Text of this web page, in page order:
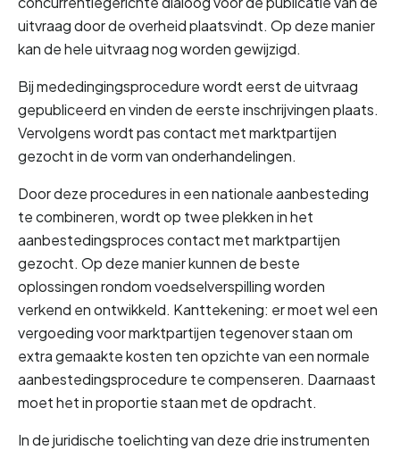
uitvraag door de overheid plaatsvindt. Op deze manier
kan de hele uitvraag nog worden gewijzigd.
Bij mededingingsprocedure wordt eerst de uitvraag
gepubliceerd en vinden de eerste inschrijvingen plaats.
Vervolgens wordt pas contact met marktpartijen
gezocht in de vorm van onderhandelingen.
Door deze procedures in een nationale aanbesteding
te combineren, wordt op twee plekken in het
aanbestedingsproces contact met marktpartijen
gezocht. Op deze manier kunnen de beste
oplossingen rondom voedselverspilling worden
verkend en ontwikkeld. Kanttekening: er moet wel een
vergoeding voor marktpartijen tegenover staan om
extra gemaakte kosten ten opzichte van een normale
aanbestedingsprocedure te compenseren. Daarnaast
moet het in proportie staan met de opdracht.
In de juridische toelichting van deze drie instrumenten